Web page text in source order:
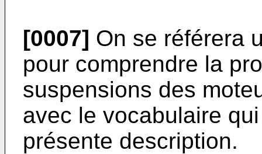
[0007] On se référera
pour comprendre la
suspensions des
avec le vocabulaire
présente description.